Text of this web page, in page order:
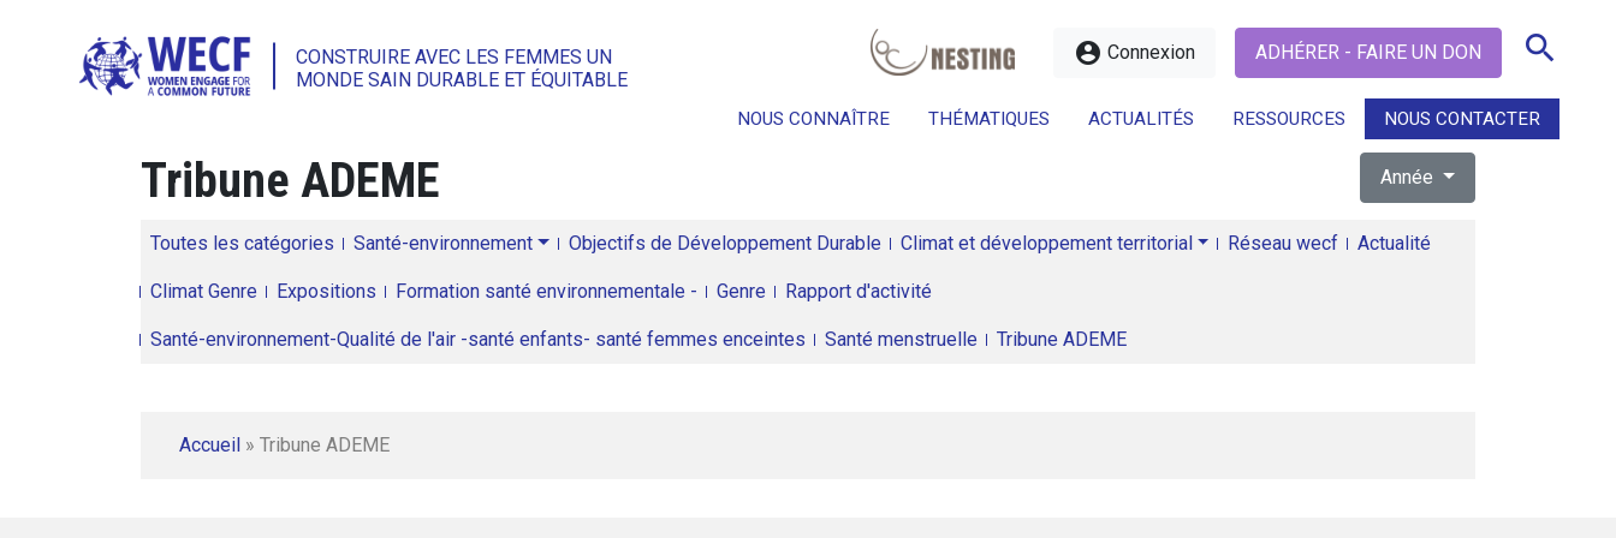
CONSTRUIRE AVEC LES FEMMES UN
MONDE SAIN DURABLE ET ÉQUITABLE
account_circle Connexion ADHÉRER - FAIRE UN DON search
NOUS CONNAÎTRE THÉMATIQUES ACTUALITÉS RESSOURCES NOUS CONTACTER
search
Tribune ADEME Année
Toutes les catégories Santé-environnement Objectifs de Développement Durable Climat et développement territorial Réseau wecf Actualité
Climat Genre Expositions Formation santé environnementale - Genre Rapport d'activité
Santé-environnement-Qualité de l'air -santé enfants- santé femmes enceintes Santé menstruelle Tribune ADEME
Accueil » Tribune ADEME